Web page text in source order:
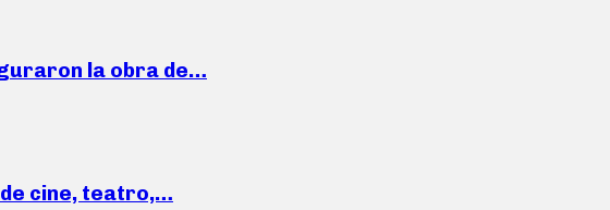
la obra de…
de cine, teatro,…